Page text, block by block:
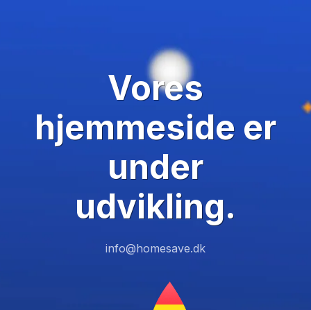
Vores
hjemmeside er
under
udvikling.
info@homesave.dk